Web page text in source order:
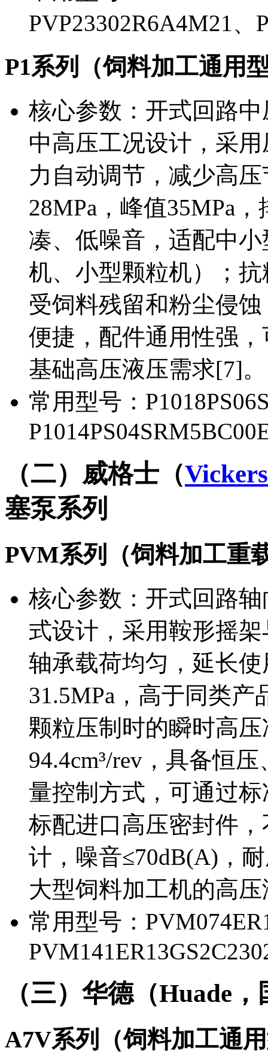
PVP23302R6A4M21、
P1系列（饲料加工通用
核心参数：开式回路
中高压工况设计，采
力自动调节，减少高
28MPa，峰值35MPa
凑、低噪音，适配中
机、小型颗粒机）；
受饲料残留和粉尘侵
便捷，配件通用性强
基础高压液压需求[7]。
常用型号：
（二）威格士（Vickers
塞泵系列
PVM系列（饲料加工重
核心参数：开式回路
式设计，采用鞍形摇
轴承载荷均匀，延长
31.5MPa，高于同类
颗粒压制时的瞬时高
94.4cm³/rev，具备恒
量控制方式，可通过
标配进口高压密封件
计，噪音≤70dB(A)，
大型饲料加工机的高
常用型号：
（三）华德（Huade
A7V系列（饲料加工通